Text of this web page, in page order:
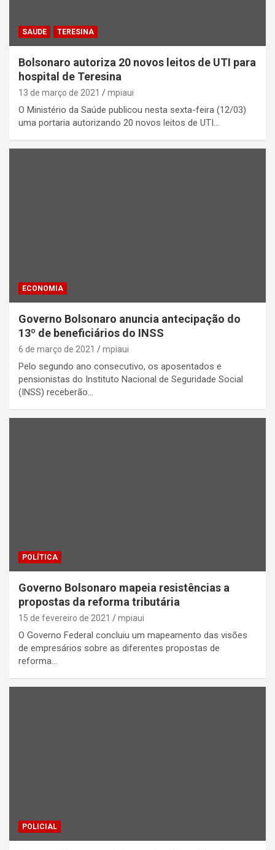
SAUDE TERESINA
Bolsonaro autoriza 20 novos leitos de UTI para
hospital de Teresina
13 de março de 2021 mpiaui
O Ministério da Saúde publicou nesta sexta-feira (12/03)
uma portaria autorizando 20 novos leitos de UTI…
ECONOMIA
Governo Bolsonaro anuncia antecipação do
13º de beneficiários do INSS
6 de março de 2021 mpiaui
Pelo segundo ano consecutivo, os aposentados e
pensionistas do Instituto Nacional de Seguridade Social
(INSS) receberão…
POLÍTICA
Governo Bolsonaro mapeia resistências a
propostas da reforma tributária
15 de fevereiro de 2021 mpiaui
O Governo Federal concluiu um mapeamento das visões
de empresários sobre as diferentes propostas de
reforma…
POLICIAL